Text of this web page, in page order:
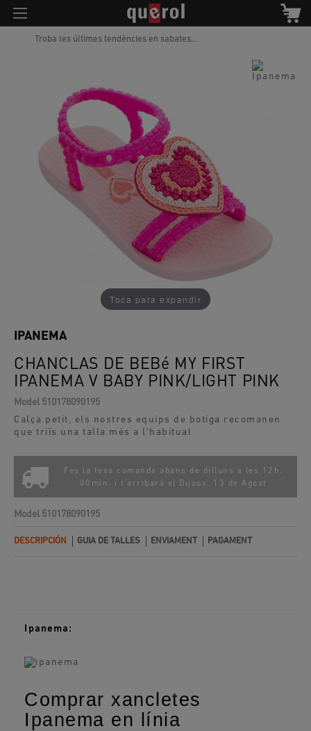
Troba les últimes tendències en sabates...
Toca para expandir
CHANCLAS DE BEBé MY FIRST
IPANEMA V BABY PINK/LIGHT PINK
IPANEMA
Model 510178090195
Calça petit, els nostres equips de botiga recomanen
que triïs una talla més a l'habitual
Fes la teva comanda abans de dilluns a les 12h.
00min. i t'arribarà el
Dijous, 13 de Agost
Model 510178090195
DESCRIPCIÓN GUIA DE TALLES ENVIAMENT PAGAMENT
Ipanema:
Comprar xancletes
Ipanema en línia